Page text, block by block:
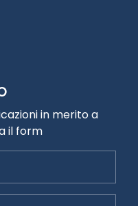
in merito a
il form